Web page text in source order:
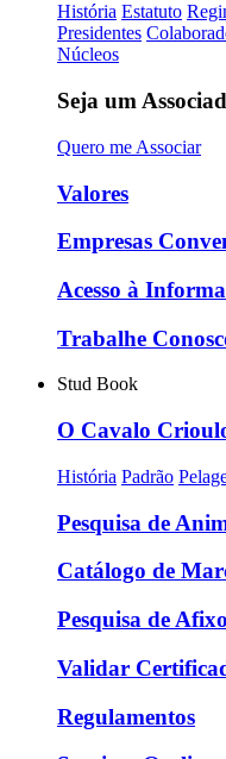
História Estatuto
Presidentes
Núcleos
Seja um
Quero me Associar
Valores
Empresas
Acesso à
Trabalhe
Stud Book
O Cavalo
História Padrão
Pesquisa de
Catálogo de
Pesquisa de
Validar
Regulamentos